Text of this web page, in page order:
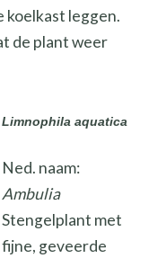
koelkast leggen.
de plant weer
Limnophila aquatica
Ned. naam:
Ambulia
Stengelplant met
fijne, geveerde